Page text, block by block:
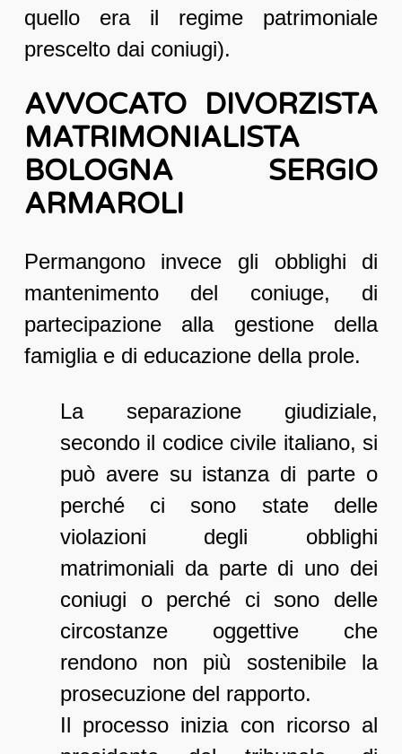
quello era il regime patrimoniale
prescelto dai coniugi).
AVVOCATO DIVORZISTA
MATRIMONIALISTA
BOLOGNA SERGIO
ARMAROLI
Permangono invece gli obblighi di
mantenimento del coniuge, di
partecipazione alla gestione della
famiglia e di educazione della prole.
La separazione giudiziale,
secondo il codice civile italiano, si
può avere su istanza di parte o
perché ci sono state delle
violazioni degli obblighi
matrimoniali da parte di uno dei
coniugi o perché ci sono delle
circostanze oggettive che
rendono non più sostenibile la
prosecuzione del rapporto.
Il processo inizia con ricorso al